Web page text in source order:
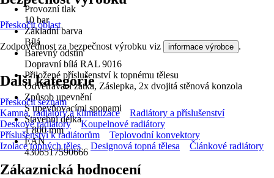
Provozní tlak
10 bar
Základní barva
Bílá
Barevný odstín
Dopravní bílá RAL 9016
Přiložené příslušenství k topnému tělesu
Odvětrávací zátka, Záslepka, 2x dvojitá stěnová konzola
Způsob upevnění
S upevňovacími sponami
Stavební délka
1 800 mm
EAN
4306517590666
Přeskočit oblast
Zodpovědnost za bezpečnost výrobku viz informace výrobce .
Další kategorie
Přeskočit seznam
Kamna, radiátory a klimatizace
Radiátory a příslušenství
Deskové radiátory
Koupelnové radiátory
Příslušenství k radiátorům
Teplovodní konvektory
Izolace topných těles
Designová topná tělesa Článkové radiátory
Zákaznická hodnocení